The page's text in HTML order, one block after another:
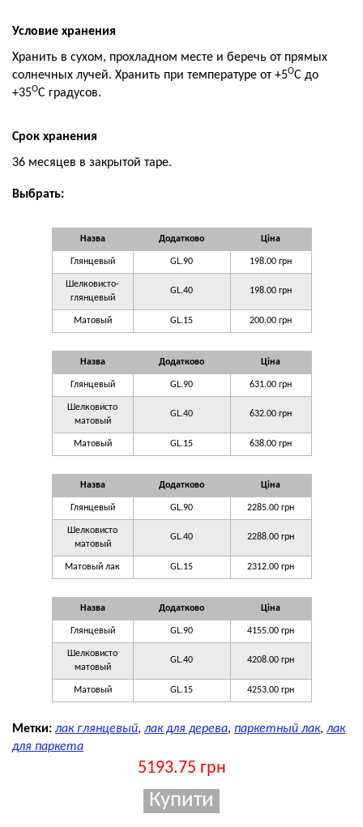
Условие хранения
Хранить в сухом, прохладном месте и беречь от прямых
солнечных лучей. Хранить при температуре от +5ОС до
+35ОС градусов.
Срок хранения
36 месяцев в закрытой таре.
Выбрать:
Назва Додатково Ціна
Глянцевый GL.90 198.00 грн
Шелковисто-
глянцевый
GL.40 198.00 грн
Матовый GL.15 200.00 грн
Назва Додатково Ціна
Глянцевый GL.90 631.00 грн
Шелковисто
матовый
GL.40 632.00 грн
Матовый GL.15 638.00 грн
Назва Додатково Ціна
Глянцевый GL.90 2285.00 грн
Шелковисто
матовый
GL.40 2288.00 грн
Матовый лак GL.15 2312.00 грн
Назва Додатково Ціна
Глянцевый GL.90 4155.00 грн
Шелковисто
матовый
GL.40 4208.00 грн
Матовый GL.15 4253.00 грн
Метки: лак глянцевый, лак для дерева, паркетный лак, лак
для паркета
5193.75 грн